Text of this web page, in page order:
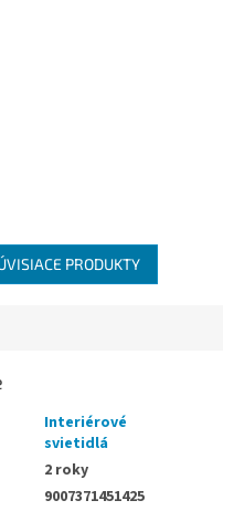
PRODUKTY
Interiérové
svietidlá
2 roky
9007371451425